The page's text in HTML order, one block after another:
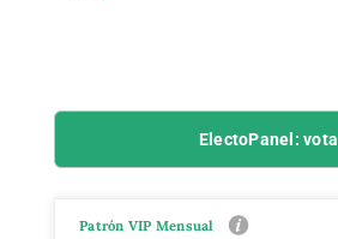
ElectoPanel: vota
Patrón VIP Mensual